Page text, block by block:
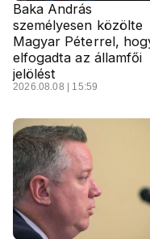
Baka András
személyesen közölte
Magyar Péterrel,
elfogadta az államfői
jelölést
2026.08.08 | 15:59